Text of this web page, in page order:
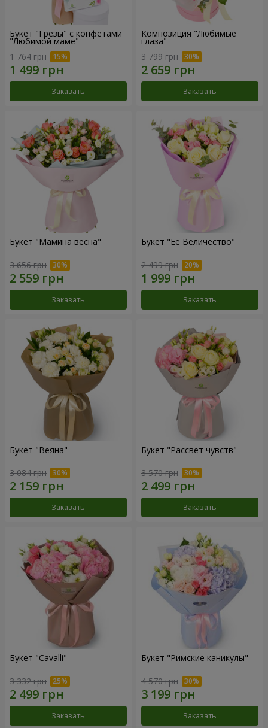
Букет "Грезы" с конфетами
"Любимой маме"
1 764 грн
Заказать
Композиция "Любимые
глаза"
3 799 грн
Заказать
Букет "Мамина весна"
3 656 грн
Заказать
Букет "Её Величество"
2 499 грн
Заказать
Букет "Веяна"
3 084 грн
Заказать
Букет "Рассвет чувств"
3 570 грн
Заказать
Букет "Cаvalli"
3 332 грн
Заказать
Букет "Римские каникулы"
4 570 грн
Заказать